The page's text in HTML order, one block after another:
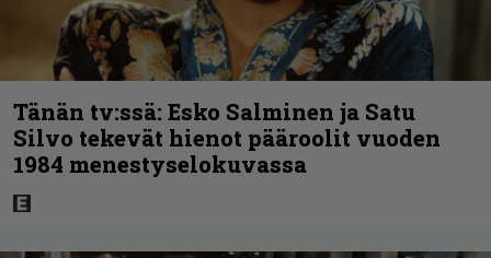
Tänän tv:ssä: Esko Salminen ja Satu
Silvo tekevät hienot pääroolit vuoden
1984 menestyselokuvassa